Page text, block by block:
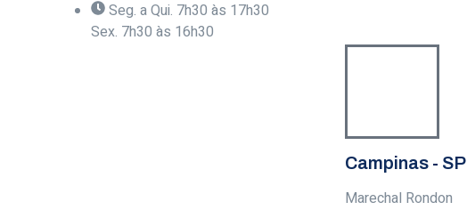
Seg. a Qui. 7h30 às 17h30
Sex. 7h30 às 16h30
Campinas - SP
Marechal Rondon